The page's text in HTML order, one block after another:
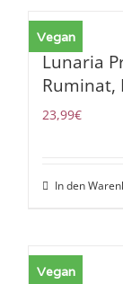
Vegan
Lunaria
Ruminat,
23,99€
In den
Vegan